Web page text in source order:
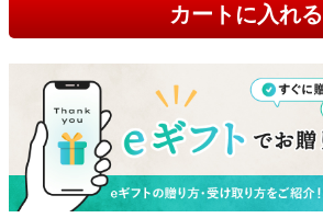
カートに入れる